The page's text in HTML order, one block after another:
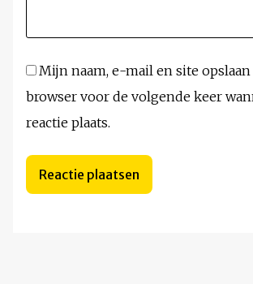
Mijn naam, e-mail en site
browser voor de volgende keer
reactie plaats.